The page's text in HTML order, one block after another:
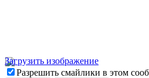
Загрузить изображение
Разрешить смайлики в этом